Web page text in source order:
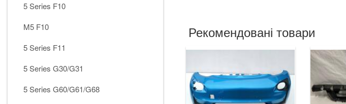
5 Series F10
M5 F10
5 Series F11
5 Series G30/G31
5 Series G60/G61/G68
Рекомендовані товари